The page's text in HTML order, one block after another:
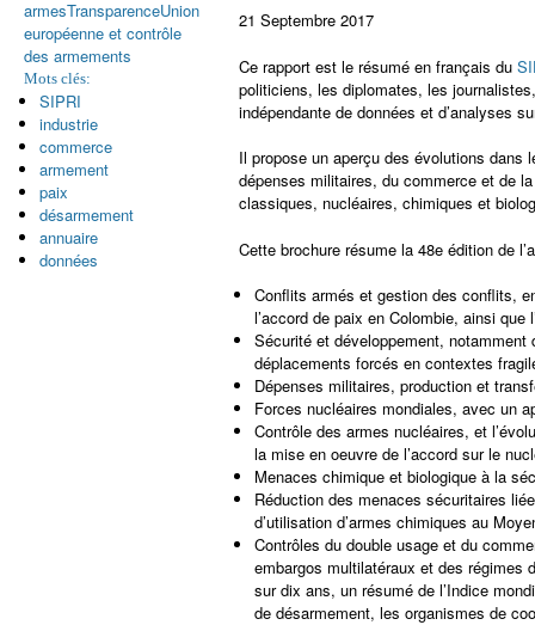
21 Septembre 2017
Ce rapport est le résumé en français du
politiciens, les diplomates, les
indépendante de données et d’analyses
Il propose un aperçu des évolutions
dépenses militaires, du commerce et de
classiques, nucléaires, chimiques et
Cette brochure résume la 48e édition de
Conflits armés et gestion des conflits,
l’accord de paix en Colombie, ainsi
Sécurité et développement,
déplacements forcés en contextes
Dépenses militaires, production et
Forces nucléaires mondiales, avec un
Contrôle des armes nucléaires, et
la mise en oeuvre de l’accord sur le
Menaces chimique et biologique à la
Réduction des menaces sécuritaires
d’utilisation d’armes chimiques au
Contrôles du double usage et du
embargos multilatéraux et des
sur dix ans, un résumé de l’Indice
de désarmement, les organismes de
armesTransparenceUnion
européenne et contrôle
des armements
Mots clés:
SIPRI
industrie
commerce
armement
paix
désarmement
annuaire
données